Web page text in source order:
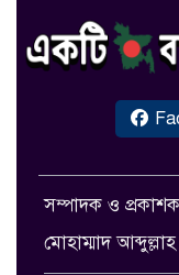
সম্পাদক ও
মোহাম্মাদ